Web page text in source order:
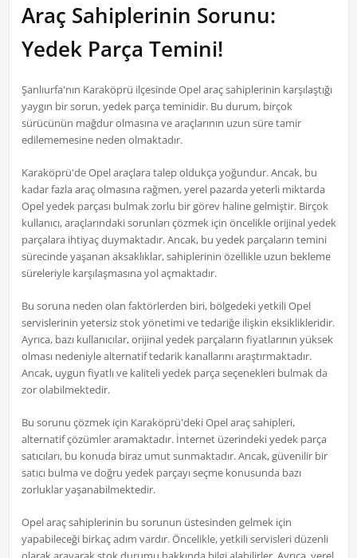
Araç Sahiplerinin Sorunu:
Yedek Parça Temini!
Şanlıurfa'nın Karaköprü ilçesinde Opel araç sahiplerinin karşılaştığı
yaygın bir sorun, yedek parça teminidir. Bu durum, birçok
sürücünün mağdur olmasına ve araçlarının uzun süre tamir
edilememesine neden olmaktadır.
Karaköprü'de Opel araçlara talep oldukça yoğundur. Ancak, bu
kadar fazla araç olmasına rağmen, yerel pazarda yeterli miktarda
Opel yedek parçası bulmak zorlu bir görev haline gelmiştir. Birçok
kullanıcı, araçlarındaki sorunları çözmek için öncelikle orijinal yedek
parçalara ihtiyaç duymaktadır. Ancak, bu yedek parçaların temini
sürecinde yaşanan aksaklıklar, sahiplerinin özellikle uzun bekleme
süreleriyle karşılaşmasına yol açmaktadır.
Bu soruna neden olan faktörlerden biri, bölgedeki yetkili Opel
servislerinin yetersiz stok yönetimi ve tedariğe ilişkin eksiklikleridir.
Ayrıca, bazı kullanıcılar, orijinal yedek parçaların fiyatlarının yüksek
olması nedeniyle alternatif tedarik kanallarını araştırmaktadır.
Ancak, uygun fiyatlı ve kaliteli yedek parça seçenekleri bulmak da
zor olabilmektedir.
Bu sorunu çözmek için Karaköprü'deki Opel araç sahipleri,
alternatif çözümler aramaktadır. İnternet üzerindeki yedek parça
satıcıları, bu konuda biraz umut sunmaktadır. Ancak, güvenilir bir
satıcı bulma ve doğru yedek parçayı seçme konusunda bazı
zorluklar yaşanabilmektedir.
Opel araç sahiplerinin bu sorunun üstesinden gelmek için
yapabileceği birkaç adım vardır. Öncelikle, yetkili servisleri düzenli